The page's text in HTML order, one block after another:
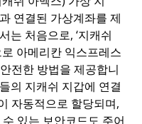
연결된 가상계좌를 제
는 처음으로, ‘지캐쉬
아메리칸 익스프레스
전한 방법을 제공합니
의 지캐쉬 지갑에 연결
자동적으로 할당되며,
있는 보안코드도 주어